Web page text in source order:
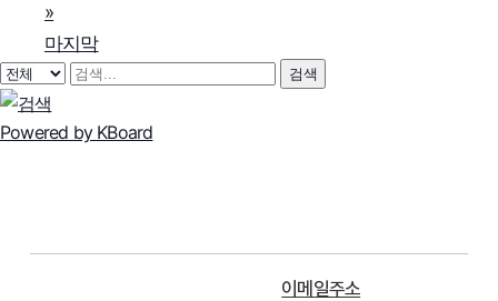
»
마지막
검색
Powered by KBoard
이메일주소